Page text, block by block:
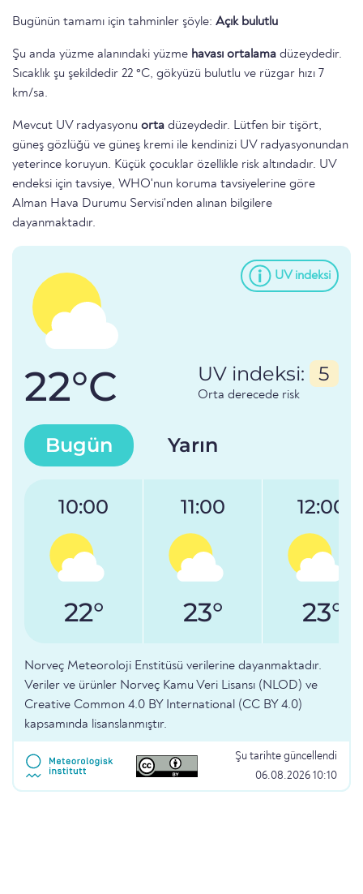
Bugünün tamamı için tahminler şöyle: Açık bulutlu
Şu anda yüzme alanındaki yüzme havası ortalama düzeydedir.
Sıcaklık şu şekildedir 22 °C, gökyüzü bulutlu ve rüzgar hızı 7
km/sa.
Mevcut UV radyasyonu orta düzeydedir. Lütfen bir tişört,
güneş gözlüğü ve güneş kremi ile kendinizi UV radyasyonundan
yeterince koruyun. Küçük çocuklar özellikle risk altındadır. UV
endeksi için tavsiye, WHO'nun koruma tavsiyelerine göre
Alman Hava Durumu Servisi'nden alınan bilgilere
dayanmaktadır.
UV indeksi
22°C UV indeksi: 5
Orta derecede risk
Bugün Yarın
10:00
22°
11:00
23°
12:00
23°
Norveç Meteoroloji Enstitüsü verilerine dayanmaktadır.
Veriler ve ürünler Norveç Kamu Veri Lisansı (NLOD) ve
Creative Common 4.0 BY International (CC BY 4.0)
kapsamında lisanslanmıştır.
Şu tarihte güncellendi
06.08.2026 10:10